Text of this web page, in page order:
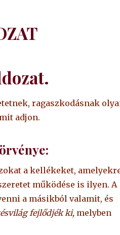
ragaszkodásnak
adjon.
a kellékeket,
működése is ilyen. A
a másikból valamit, és
fejlődjék ki, melyben